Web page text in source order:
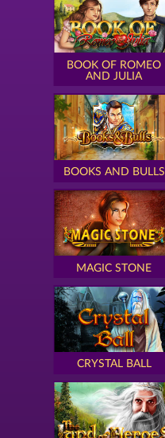
BOOK OF ROMEO
AND JULIA
BOOKS AND BULLS
MAGIC STONE
CRYSTAL BALL